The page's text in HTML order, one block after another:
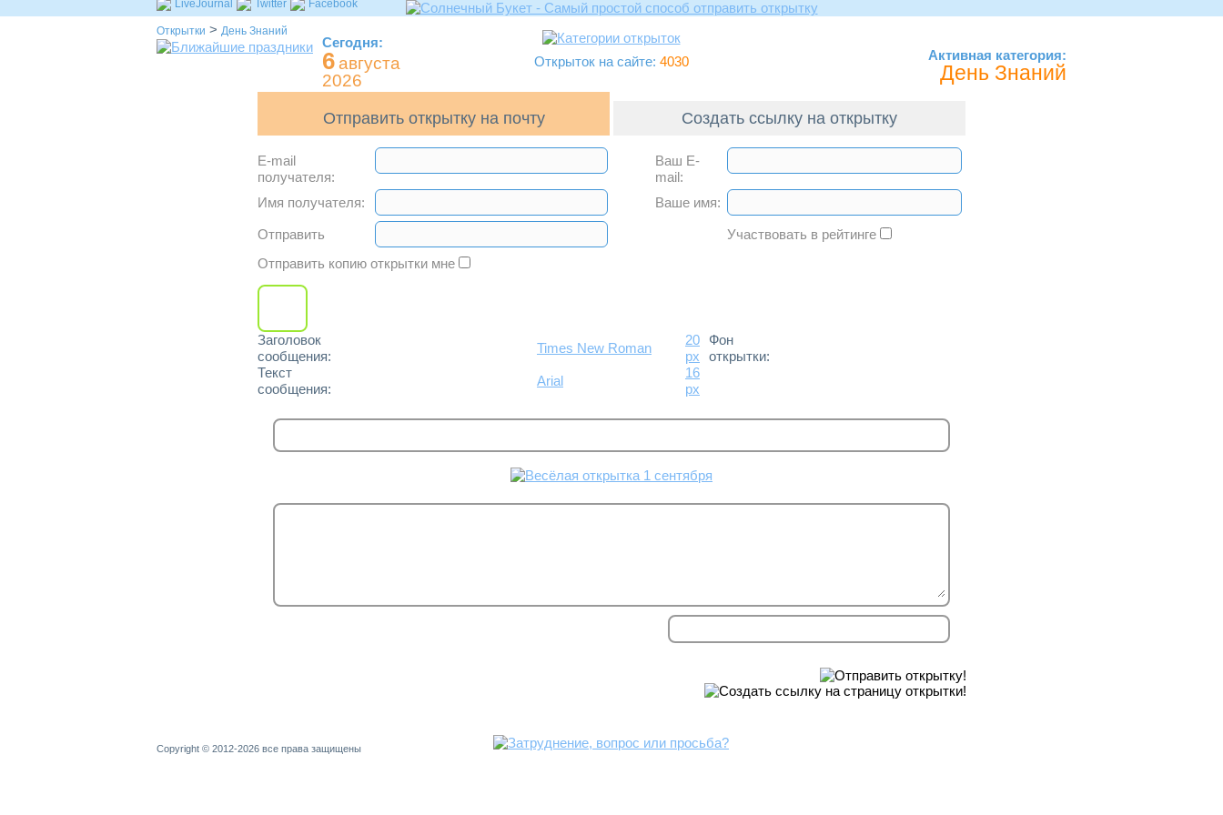
LiveJournal Twitter Facebook
Открытки > День Знаний
Сегодня:
6августа
2026
Открыток на сайте: 4030 Активная категория:
День Знаний
Отправить открытку на почту Создать ссылку на открытку
E-mail
получателя:
Ваш E-
mail:
Имя получателя:
Ваше имя:
Отправить
Участвовать в рейтинге
Отправить копию открытки мне
Заголовок
сообщения:
Times New Roman
20
px
Фон
открытки:
Текст
сообщения:
Arial
16
px
Copyright © 2012-2026 все права защищены